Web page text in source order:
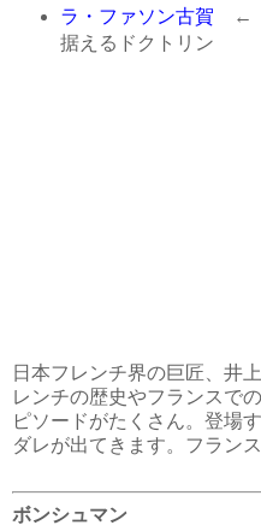
ラ・ファソン古賀 ←
据えるドクトリン
日本フレンチ界の巨匠、井
レンチの歴史やフランスで
ピソードがたくさん。登場
ダレが出てきます。フラン
ボンシュマン